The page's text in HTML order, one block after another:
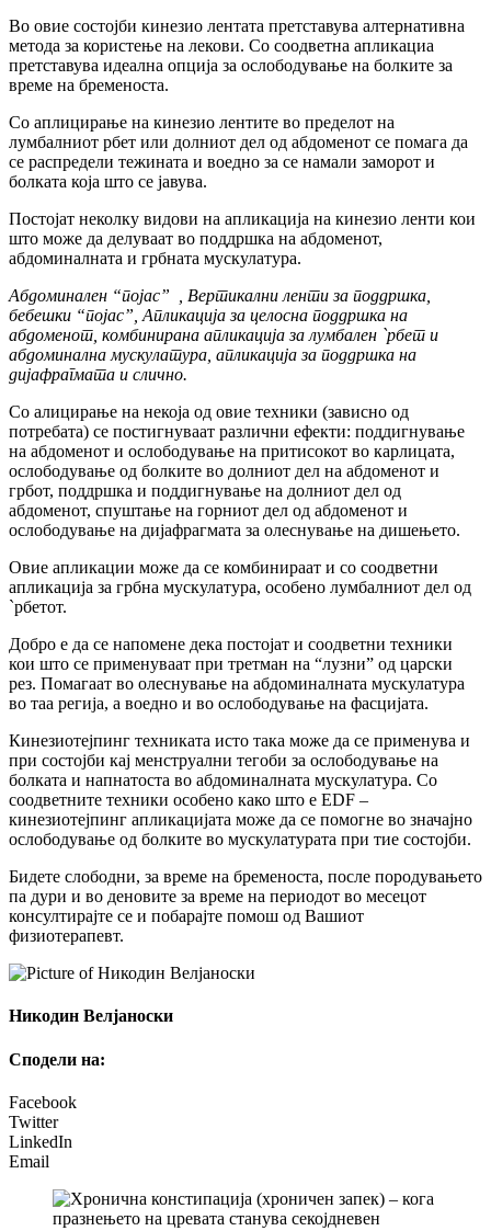
Во овие состојби кинезио лентата претставува алтернативна
метода за користење на лекови. Со соодветна апликациа
претставува идеална опција за ослободување на болките за
време на бременоста.
Со аплицирање на кинезио лентите во пределот на
лумбалниот рбет или долниот дел од абдоменот се помага да
се распредели тежината и воедно за се намали заморот и
болката која што се јавува.
Постојат неколку видови на апликација на кинезио ленти кои
што може да делуваат во поддршка на абдоменот,
абдоминалната и грбната мускулатура.
Абдоминален “појас” , Вертикални ленти за поддршка,
бебешки “појас” , Апликација за целосна поддршка на
абдоменот, комбинирана апликација за лумбален `рбет и
абдоминална мускулатура, апликација за поддршка на
дијафрагмата и слично.
Со алицирање на некоја од овие техники (зависно од
потребата) се постигнуваат различни ефекти: поддигнување
на абдоменот и ослободување на притисокот во карлицата,
ослободување од болките во долниот дел на абдоменот и
грбот, поддршка и поддигнување на долниот дел од
абдоменот, спуштање на горниот дел од абдоменот и
ослободување на дијафрагмата за олеснување на дишењето.
Овие апликации може да се комбинираат и со соодветни
апликација за грбна мускулатура, особено лумбалниот дел од
`рбетот.
Добро е да се напомене дека постојат и соодветни техники
кои што се применуваат при третман на “лузни” од царски
рез. Помагаат во олеснување на абдоминалната мускулатура
во таа регија, а воедно и во ослободување на фасцијата.
Кинезиотејпинг техниката исто така може да се применува и
при состојби кај менструални тегоби за ослободување на
болката и напнатоста во абдоминалната мускулатура. Со
соодветните техники особено како што е EDF –
кинезиотејпинг апликацијата може да се помогне во значајно
ослободување од болките во мускулатурата при тие состојби.
Бидете слободни, за време на бременоста, после породувањето
па дури и во деновите за време на периодот во месецот
консултирајте се и побарајте помош од Вашиот
физиотерапевт.
Никодин Велјаноски
Сподели на:
Facebook
Twitter
LinkedIn
Email